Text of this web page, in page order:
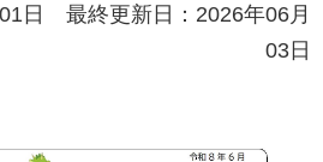
日 最終更新日：2026年06月
03日